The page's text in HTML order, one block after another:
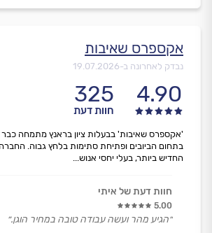
אקספרס שאיבות
נבדק לאחרונה ב-19.07.2026
4.90
325
חוות דעת
בתחום הביובים ופתיחת סתימות בלחץ גבוה.
החדיש ביותר, בעלי יחסי אנוש...
חוות דעת של איתי
5.00
״הגיע מהר ועשה עבודה טובה במחיר הוגן.״